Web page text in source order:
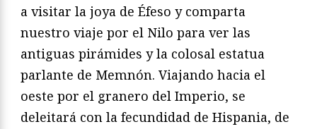
a visitar la joya de Éfeso y comparta
nuestro viaje por el Nilo para ver las
antiguas pirámides y la colosal estatua
parlante de Memnón. Viajando hacia el
oeste por el granero del Imperio, se
deleitará con la fecundidad de Hispania, de